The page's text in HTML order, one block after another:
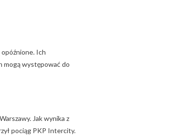
Ich
mogą występować do
Jak wynika z
pociąg PKP Intercity.